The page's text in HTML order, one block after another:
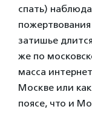
спать)
затишье
же по
масса
Москве или
поясе, что и